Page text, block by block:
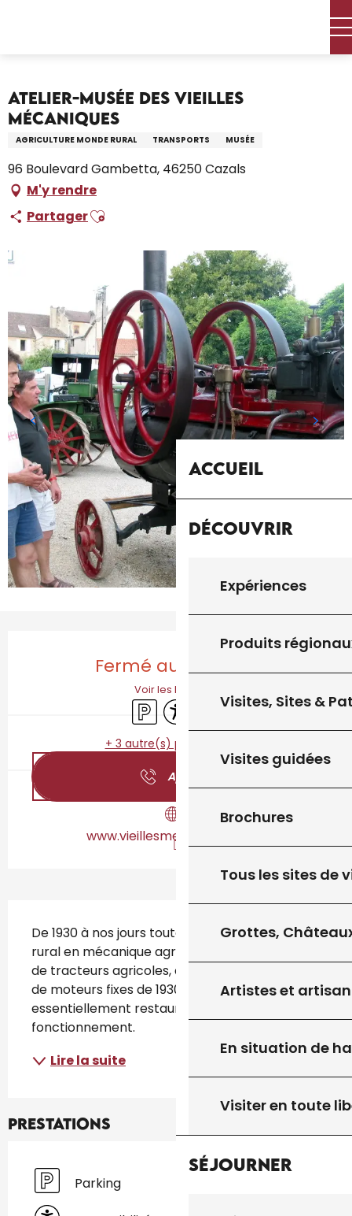
Accueil
Découvrir
Expériences
Produits
Visites, Sites &
Visites guidées
Brochures
Tous les sites de
Grottes,
Artistes et
En situation de
Visiter en toute
Séjourner
Atelier-Musée des Vieilles
Mécaniques
AGRICULTURE MONDE RURAL TRANSPORTS MUSÉE
96 Boulevard Gambetta, 46250 Cazals
M'y rendre
PartagerAjouter aux favoris
Ouverture et coordonnées
Fermé aujourd'hui
Voir les horaires
ParkingAccessibilitéAnimaux acceptés
+ 3 autre(s) prestation(s)
Appeler
www.vieillesmecaniques.com
De 1930 à nos jours toute l’évolution du monde
rural en mécanique agricole. Des expositions
de tracteurs agricoles, de machines à vapeur,
de moteurs fixes de 1930 à 1970. Matériel
essentiellement restauré et en état de
fonctionnement.
Lire la suite
Prestations
Parking